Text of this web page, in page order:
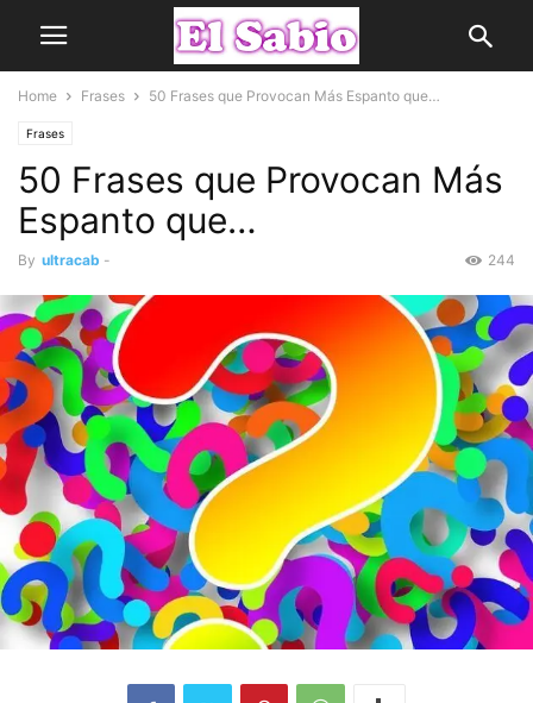
Home Frases 50 Frases que Provocan Más Espanto que…
Frases
50 Frases que Provocan Más
Espanto que…
By ultracab - 244